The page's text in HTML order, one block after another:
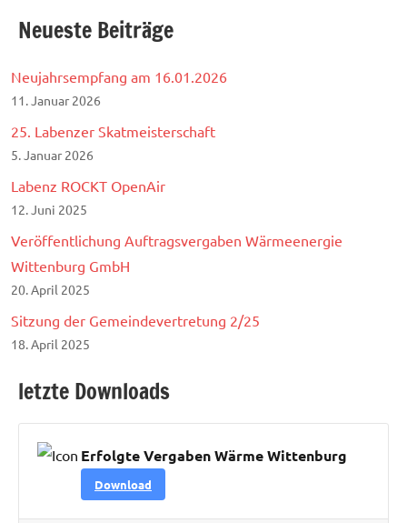
Neueste Beiträge
Neujahrsempfang am 16.01.2026
11. Januar 2026
25. Labenzer Skatmeisterschaft
5. Januar 2026
Labenz ROCKT OpenAir
12. Juni 2025
Veröffentlichung Auftragsvergaben Wärmeenergie
Wittenburg GmbH
20. April 2025
Sitzung der Gemeindevertretung 2/25
18. April 2025
letzte Downloads
Erfolgte Vergaben Wärme Wittenburg
Download